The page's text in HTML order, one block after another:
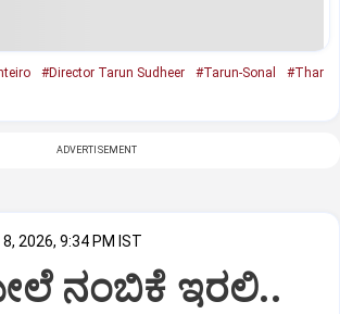
#Director Tarun Sudheer #Tarun-Sonal
#Thar
ADVERTISEMENT
8, 2026, 9:34 PM IST
ನಂಬಿಕೆ ಇರಲಿ..